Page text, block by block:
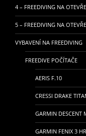
4 – FREEDIVING NA
5 – FREEDIVING NA
VYBAVENÍ NA FREEDIVING
FREEDIVE POČÍTAČE
AERIS F.10
CRESSI DRAKE
GARMIN DESCENT
GARMIN FENIX 3 HR